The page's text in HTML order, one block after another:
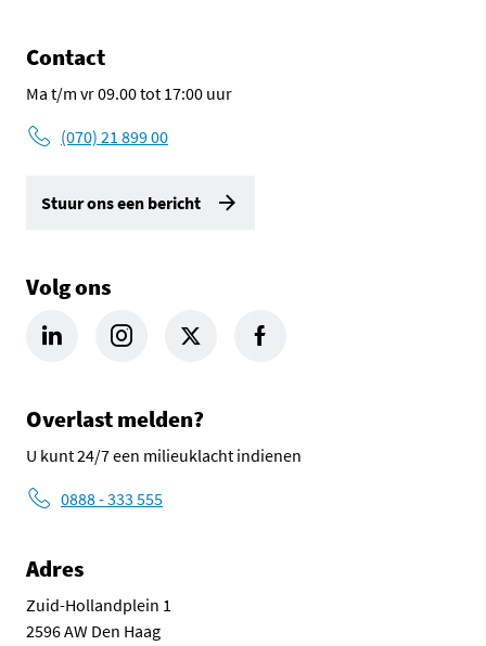
Contact
Ma t/m vr 09.00 tot 17:00 uur
(070) 21 899 00
Stuur ons een bericht
Volg ons
LinkedIn Omgevingsdienst Haaglanden (opent in een nieuw
Instagram Omgevingsdienst Haaglanden (opent in
X Omgevingsdienst Haaglanden (opent in
Facebook Omgevingsdienst
Overlast melden?
U kunt 24/7 een milieuklacht indienen
0888 - 333 555
Adres
Zuid-Hollandplein 1
2596 AW Den Haag